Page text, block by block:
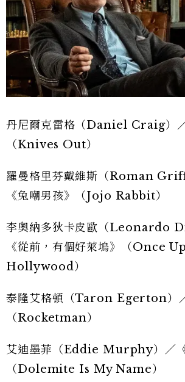
丹尼爾克雷格（Daniel Craig）／
（Knives Out）
羅曼格里芬戴維斯（Roman
《兔嘲男孩》（Jojo Rabbit）
李奧納多狄卡皮歐（Leonardo
《從前，有個好萊塢》（Once
Hollywood）
泰隆艾格頓（Taron Egerton）／
（Rocketman）
艾迪墨菲（Eddie Murphy）／《
（Dolemite Is My Name）